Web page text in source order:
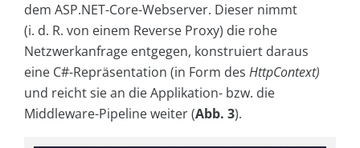
dem ASP.NET-Core-Webserver. Dieser nimmt
(i. d. R. von einem Reverse Proxy) die rohe
Netzwerkanfrage entgegen, konstruiert daraus
eine C#-Repräsentation (in Form des HttpContext)
und reicht sie an die Applikation- bzw. die
Middleware-Pipeline weiter (Abb. 3).